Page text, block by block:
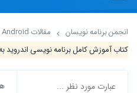
انجمن برنامه نویسان
مقالات Android
کتاب آموزش کامل برنامه نویسی اندروید